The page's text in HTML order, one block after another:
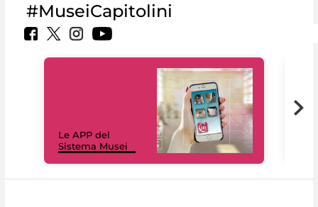
#MuseiCapitolini
Le APP del
Sistema Musei